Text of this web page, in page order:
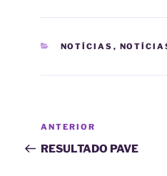
CATEGORIAS
NOTÍCIAS ,
Navegação
de
Post
anterior
ANTERIOR
RESULTADO PAVE